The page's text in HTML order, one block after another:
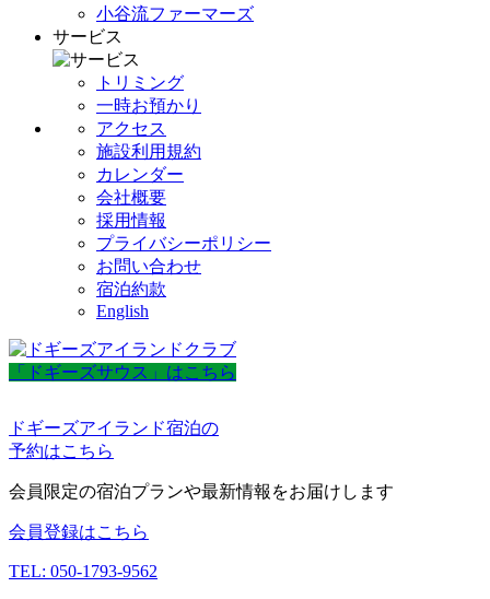
小谷流ファーマーズ
サービス
トリミング
一時お預かり
アクセス
施設利用規約
カレンダー
会社概要
採用情報
プライバシーポリシー
お問い合わせ
宿泊約款
English
「ドギーズサウス」はこちら
ドギーズアイランド宿泊の
予約はこちら
会員限定の宿泊プランや最新情報をお届けします
会員登録はこちら
TEL: 050-1793-9562